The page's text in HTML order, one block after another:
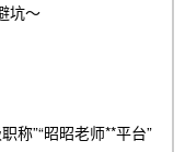
坑～
称”“昭昭老师**平台”